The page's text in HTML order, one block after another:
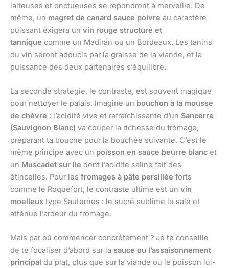
laiteuses et onctueuses se répondront à merveille. De
même, un magret de canard sauce poivre au caractère
puissant exigera un vin rouge structuré et
tannique comme un Madiran ou un Bordeaux. Les tanins
du vin seront adoucis par la graisse de la viande, et la
puissance des deux partenaires s’équilibre.
La seconde stratégie, le contraste, est souvent magique
pour nettoyer le palais. Imagine un bouchon à la mousse
de chèvre : l’acidité vive et rafraîchissante d’un Sancerre
(Sauvignon Blanc) va couper la richesse du fromage,
préparant ta bouche pour la bouchée suivante. C’est le
même principe avec un poisson en sauce beurre blanc et
un Muscadet sur lie dont l’acidité saline fait des
étincelles. Pour les fromages à pâte persillée forts
comme le Roquefort, le contraste ultime est un vin
moelleux type Sauternes : le sucré sublime le salé et
atténue l’ardeur du fromage.
Mais par où commencer concrètement ? Je te conseille
de te focaliser d’abord sur la sauce ou l’assaisonnement
principal du plat, plus que sur la viande ou le poisson lui-